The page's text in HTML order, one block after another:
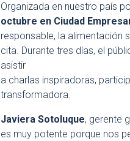
Organizada en nuestro país
octubre en Ciudad
responsable, la alimentación
cita. Durante tres días, el
asistir
a charlas inspiradoras,
transformadora.
Javiera Sotoluque, gerente
es muy potente porque nos